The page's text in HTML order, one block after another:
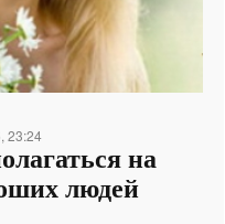
23:24
на
людей